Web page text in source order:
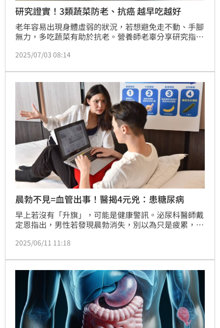
研究證實！3類蔬菜防老、抗癌 越早吃越好
老年容易出現身體虛弱的狀況，若想避免走不動、手腳
無力，多吃蔬菜有助於抗老。營養師老辜分享研究指
年虛弱的風險更低，其中以深綠色蔬菜的效果最顯著，
2025/07/03 08:14
晨勃不見=血管出事！醫揭4元兇：患糖尿病
早上若沒有「升旗」，可能是健康警訊。泌尿科醫師戴
定恩指出，男性若發現晨勃消失，別以為只是疲累，可
候群的前兆。此外，睪固酮下降、熬夜與壓力、慢性疾
食習慣、適度運動與放鬆心情。
2025/06/11 11:18